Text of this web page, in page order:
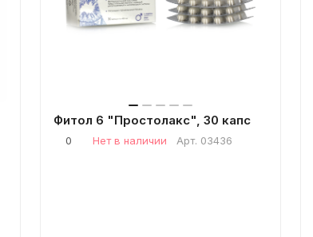
Фитол 6 "Простолакс", 30 капс
0 Нет в наличии Арт. 03436